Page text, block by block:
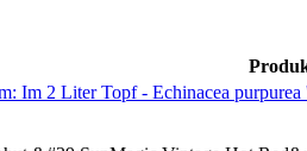
Im 2 Liter Topf - Echinacea